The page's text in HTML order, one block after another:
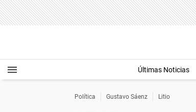
Últimas Noticias
Política Gustavo Sáenz Litio